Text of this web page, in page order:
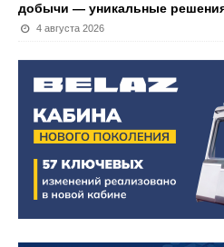
добычи — уникальные
4 августа 2026